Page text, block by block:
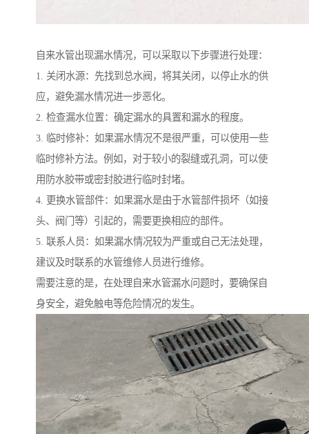
自来水管出现漏水情况，可以采取以下步骤进行处理：
1. 关闭水源：先找到总水阀，将其关闭，以停止水的供
应，避免漏水情况进一步恶化。
2. 检查漏水位置：确定漏水的具置和漏水的程度。
3. 临时修补：如果漏水情况不是很严重，可以使用一些
临时修补方法。例如，对于较小的裂缝或孔洞，可以使
用防水胶带或密封胶进行临时封堵。
4. 更换水管部件：如果漏水是由于水管部件损坏（如接
头、阀门等）引起的，需要更换相应的部件。
5. 联系人员：如果漏水情况较为严重或自己无法处理，
建议及时联系的水管维修人员进行维修。
需要注意的是，在处理自来水管漏水问题时，要确保自
身安全，避免触电等危险情况的发生。